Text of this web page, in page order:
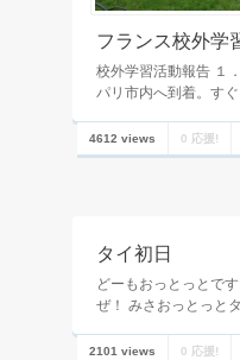
フランス校外
校外学習活動報告 １
パリ市内へ到着。す
4612 views 0 応援!
タイ初日
どーもおっとっとで
ぜ！ みさおっとっと
2101 views 0 応援!